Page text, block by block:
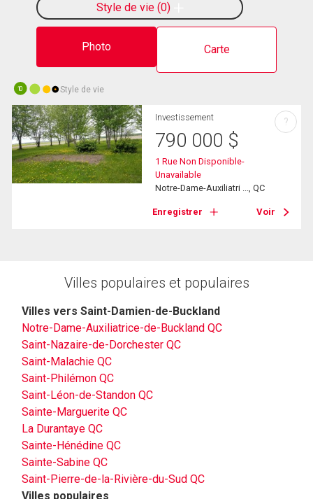
Photo Carte
Style de vie 0
10 Style de vie
Investissement
790 000 $
1 Rue Non Disponible-
Unavailable
Notre-Dame-Auxiliatri ..., QC
Enregistrer Voir
?
Villes populaires et populaires
Villes vers Saint-Damien-de-Buckland
Notre-Dame-Auxiliatrice-de-Buckland QC
Saint-Nazaire-de-Dorchester QC
Saint-Malachie QC
Saint-Philémon QC
Saint-Léon-de-Standon QC
Sainte-Marguerite QC
La Durantaye QC
Sainte-Hénédine QC
Sainte-Sabine QC
Saint-Pierre-de-la-Rivière-du-Sud QC
Villes populaires